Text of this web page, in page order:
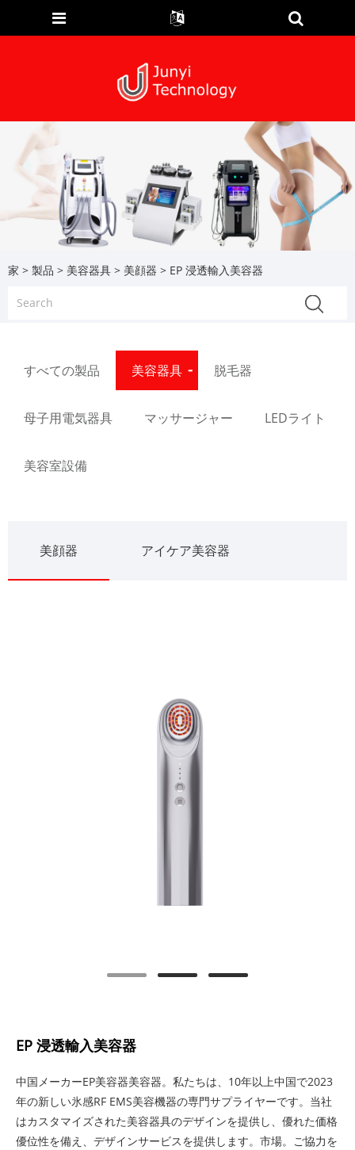
家 > 製品 > 美容器具 > 美顔器 > EP 浸透輸入美容器
すべての製品 美容器具 脱毛器
母子用電気器具 マッサージャー LEDライト
美容室設備
美顔器 アイケア美容器
EP 浸透輸入美容器
中国メーカーEP美容器美容器。私たちは、10年以上中国で2023
年の新しい氷感RF EMS美容機器の専門サプライヤーです。当社
はカスタマイズされた美容器具のデザインを提供し、優れた価格
優位性を備え、デザインサービスを提供します。市場。ご協力を